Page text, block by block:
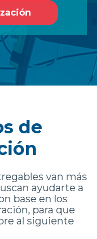
de
van más
ayudarte a
base en los
para que
al siguiente